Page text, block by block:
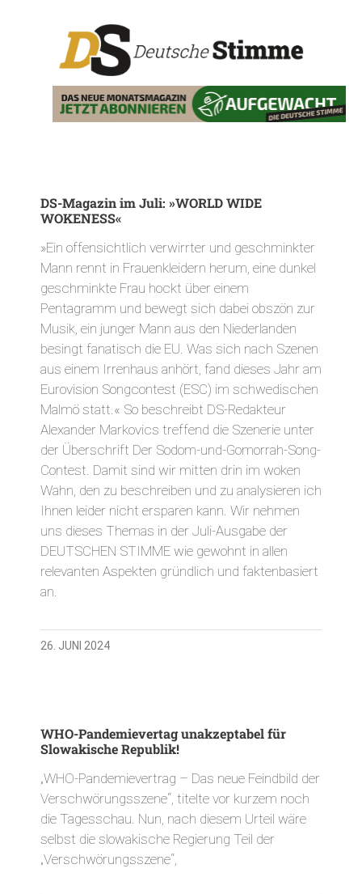
DS-Magazin im Juli: »WORLD WIDE
WOKENESS«
»Ein offensichtlich verwirrter und geschminkter
Mann rennt in Frauenkleidern herum, eine dunkel
geschminkte Frau hockt über einem
Pentagramm und bewegt sich dabei obszön zur
Musik, ein junger Mann aus den Niederlanden
besingt fanatisch die EU. Was sich nach Szenen
aus einem Irrenhaus anhört, fand dieses Jahr am
Eurovision Songcontest (ESC) im schwedischen
Malmö statt.« So beschreibt DS-Redakteur
Alexander Markovics treffend die Szenerie unter
der Überschrift Der Sodom-und-Gomorrah-Song-
Contest. Damit sind wir mitten drin im woken
Wahn, den zu beschreiben und zu analysieren ich
Ihnen leider nicht ersparen kann. Wir nehmen
uns dieses Themas in der Juli-Ausgabe der
DEUTSCHEN STIMME wie gewohnt in allen
relevanten Aspekten gründlich und faktenbasiert
an.
26. JUNI 2024
WHO-Pandemievertag unakzeptabel für
Slowakische Republik!
„WHO-Pandemievertrag – Das neue Feindbild der
Verschwörungsszene“, titelte vor kurzem noch
die Tagesschau. Nun, nach diesem Urteil wäre
selbst die slowakische Regierung Teil der
„Verschwörungsszene“,